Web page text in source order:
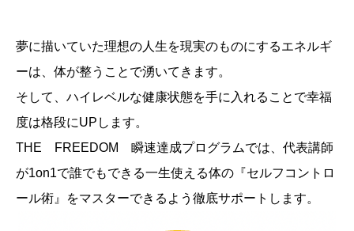
夢に描いていた理想の人生を現実のものにするエネルギ
ーは、体が整うことで湧いてきます。
そして、ハイレベルな健康状態を手に入れることで幸福
度は格段にUPします。
THE FREEDOM 瞬速達成プログラムでは、代表講師
が1on1で誰でもできる一生使える体の『セルフコントロ
ール術』をマスターできるよう徹底サポートします。